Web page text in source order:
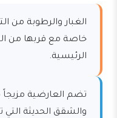
الغبار والرطوبة من
خاصة مع قربها من
الرئيسية.
تضم العارضية مزيجاً
والشقق الحديثة